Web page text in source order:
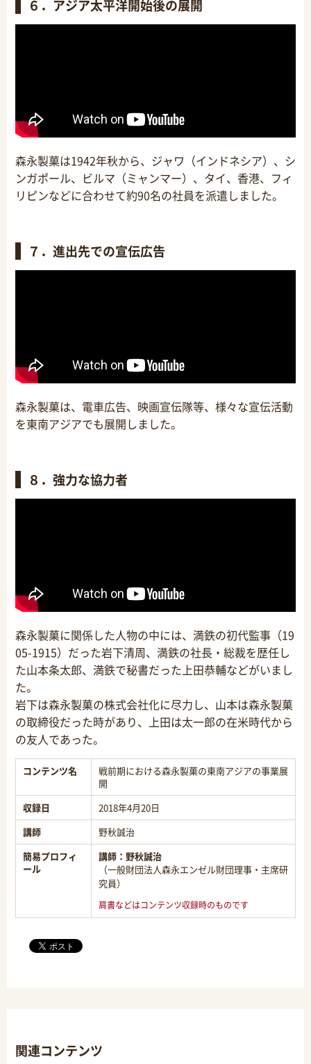
６．アジア太平洋開始後の展開
森永製菓は1942年秋から、ジャワ（インドネシア）、シ
ンガポール、ビルマ（ミャンマー）、タイ、香港、フィ
リピンなどに合わせて約90名の社員を派遣しました。
７．進出先での宣伝広告
森永製菓は、電車広告、映画宣伝隊等、様々な宣伝活動
を東南アジアでも展開しました。
８．強力な協力者
森永製菓に関係した人物の中には、満鉄の初代監事（19
05-1915）だった岩下清周、満鉄の社長・総裁を歴任し
た山本条太郎、満鉄で秘書だった上田恭輔などがいまし
た。
岩下は森永製菓の株式会社化に尽力し、山本は森永製菓
の取締役だった時があり、上田は太一郎の在米時代から
の友人であった。
コンテンツ名
戦前期における森永製菓の東南アジアの事業展
開
収録日
2018年4月20日
講師
野秋誠治
簡易プロフィ
ール
講師： 野秋誠治
（一般財団法人森永エンゼル財団理事・主席研
究員）
肩書などはコンテンツ収録時のものです
関連コンテンツ